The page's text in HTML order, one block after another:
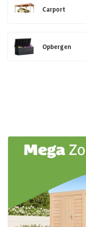
Carport
Opbergen